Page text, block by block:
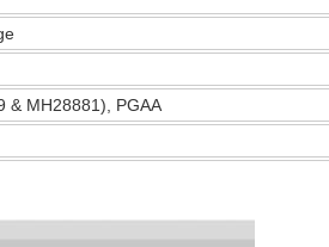
& MH28881), PGAA